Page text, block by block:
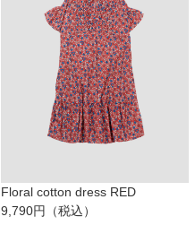
Floral cotton dress RED
9,790円（税込）